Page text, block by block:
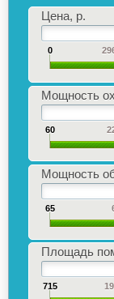
Цена, р.
0
Мощность
60
Мощность
65
Площадь
715